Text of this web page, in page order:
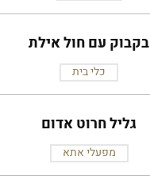
בקבוק עם חול אילת
כלי בית
גליל חרוט אדום
מפעלי אתא